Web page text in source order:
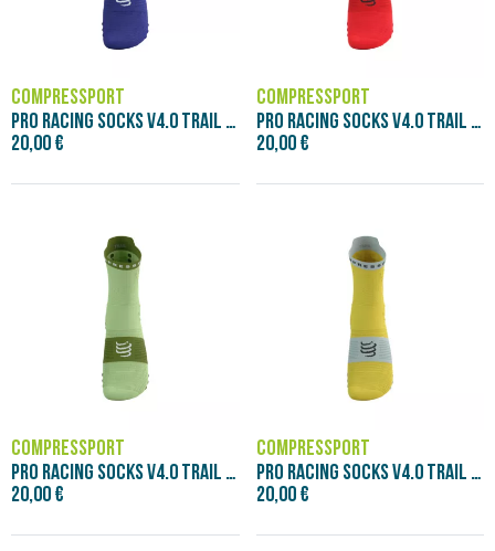
COMPRESSPORT
PRO RACING SOCKS V4.0 TRAIL - DAZZ BLUE/
20,00 €
COMPRESSPORT
PRO RACING SOCKS V4.0 TRAIL - FLUO RED/B
20,00 €
COMPRESSPORT
PRO RACING SOCKS V4.0 TRAIL - LIGHT GREE
20,00 €
COMPRESSPORT
PRO RACING SOCKS V4.0 TRAIL - YELLOW/DAW
20,00 €